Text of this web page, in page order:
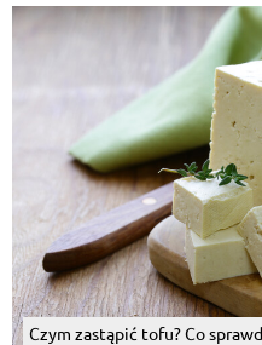
Czym zastąpić tofu? Co